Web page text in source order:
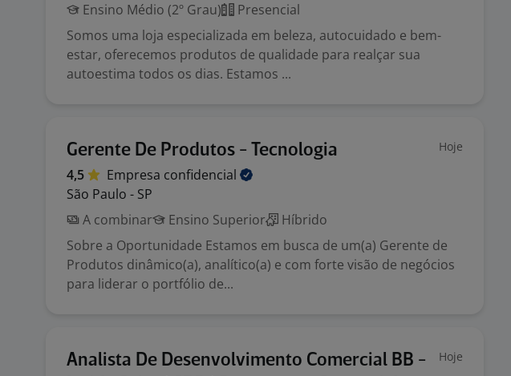
Ensino Médio (2º Grau)
Presencial
Somos uma loja especializada em beleza, autocuidado e bem-
estar, oferecemos produtos de qualidade para realçar sua
autoestima todos os dias. Estamos ...
Gerente De Produtos - Tecnologia Hoje
4,5 Empresa confidencial
São Paulo - SP
A combinar
Ensino Superior
Híbrido
Sobre a Oportunidade Estamos em busca de um(a) Gerente de
Produtos dinâmico(a), analítico(a) e com forte visão de negócios
para liderar o portfólio de...
Analista De Desenvolvimento Comercial BB -
Hoje